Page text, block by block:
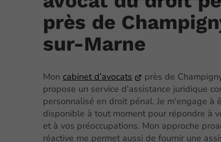
près de
sur-Marne
Mon cabinet d’avocats
près de
propose un service d'assistance juridique
personnalisé en droit pénal. Je m'engage à
disponible à tout moment pour répondre à
et à vos préoccupations. Mon approche
réactive me permet aussi de fournir une